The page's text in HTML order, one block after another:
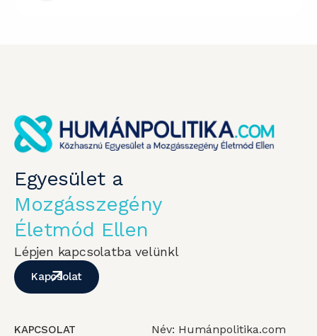
Egyesület a
Mozgásszegény
Életmód Ellen
Lépjen kapcsolatba velünkl
Kapcsolat
KAPCSOLAT Név: Humánpolitika.com